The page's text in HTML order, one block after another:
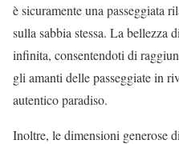
è sicuramente una passeggiata
sulla sabbia stessa. La bellezza
infinita, consentendoti di
gli amanti delle passeggiate in
autentico paradiso.
Inoltre, le dimensioni generose